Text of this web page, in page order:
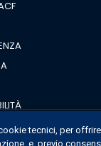
tecnici, per
e, previo